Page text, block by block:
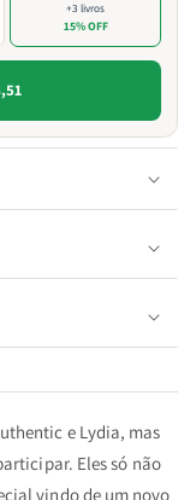
+3 livros
15% OFF
e Lydia, mas
Eles só não
vindo de um novo